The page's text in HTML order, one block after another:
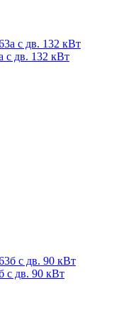
с дв. 132 кВт
с дв. 90 кВт